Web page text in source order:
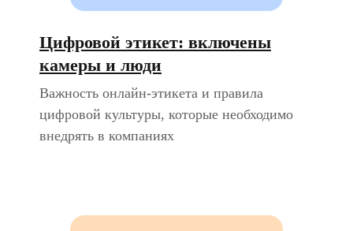
Цифровой этикет: включены
камеры и люди
Важность онлайн-этикета и правила
цифровой культуры, которые необходимо
внедрять в компаниях